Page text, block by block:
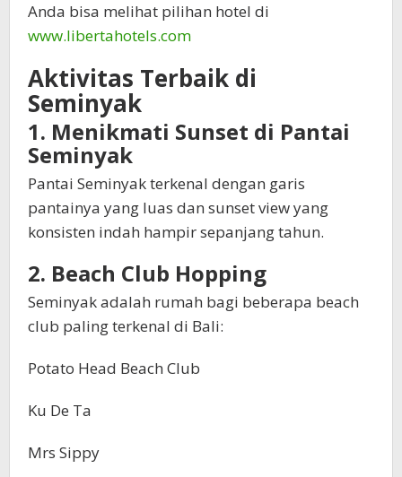
Anda bisa melihat pilihan hotel di
www.libertahotels.com
Aktivitas Terbaik di
Seminyak
1. Menikmati Sunset di Pantai
Seminyak
Pantai Seminyak terkenal dengan garis
pantainya yang luas dan sunset view yang
konsisten indah hampir sepanjang tahun.
2. Beach Club Hopping
Seminyak adalah rumah bagi beberapa beach
club paling terkenal di Bali:
Potato Head Beach Club
Ku De Ta
Mrs Sippy